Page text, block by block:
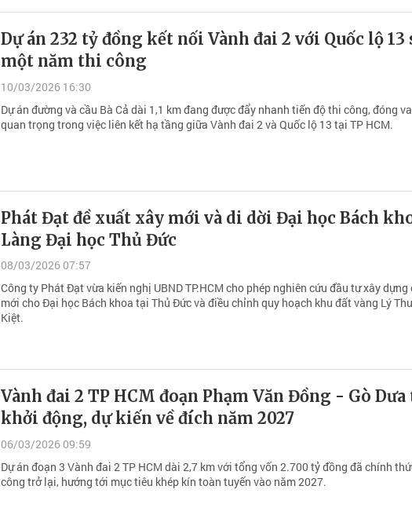
Dự án 232 tỷ đồng kết nối Vành đai 2 với Quốc lộ 13
một năm thi công
10/03/2026 16:30
Dự án đường và cầu Bà Cả dài 1,1 km đang được đẩy nhanh tiến độ thi công, đóng
quan trọng trong việc liên kết hạ tầng giữa Vành đai 2 và Quốc lộ 13 tại TP HCM.
Phát Đạt đề xuất xây mới và di dời Đại học Bách
Làng Đại học Thủ Đức
08/03/2026 07:57
Công ty Phát Đạt vừa kiến nghị UBND TP.HCM cho phép nghiên cứu đầu tư xây dựng
mới cho Đại học Bách khoa tại Thủ Đức và điều chỉnh quy hoạch khu đất vàng Lý
Kiệt.
Vành đai 2 TP HCM đoạn Phạm Văn Đồng - Gò Dưa
khởi động, dự kiến về đích năm 2027
06/03/2026 09:59
Dự án đoạn 3 Vành đai 2 TP HCM dài 2,7 km với tổng vốn 2.700 tỷ đồng đã chính
công trở lại, hướng tới mục tiêu khép kín toàn tuyến vào năm 2027.